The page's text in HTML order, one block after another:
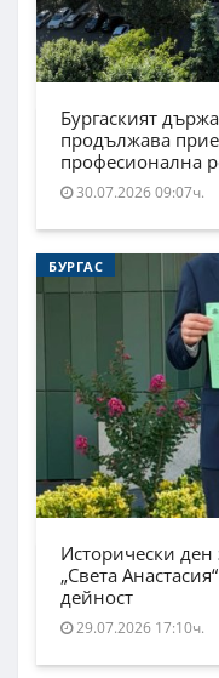
Бургаският
продължава
професионална
30.07.2026 09:07ч.
БУРГАС
Исторически ден
„Света
дейност
29.07.2026 17:10ч.